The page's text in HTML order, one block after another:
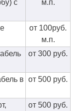
с
м.п.
от 100руб.
м.п.
от 300 руб.
в от 500 руб.
от 500 руб.